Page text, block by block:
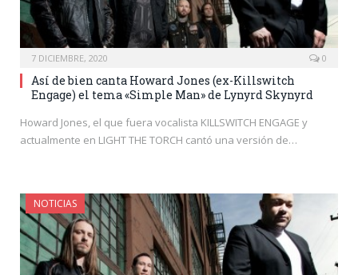
7 DICIEMBRE, 2020 0
Así de bien canta Howard Jones (ex-Killswitch
Engage) el tema «Simple Man» de Lynyrd Skynyrd
Howard Jones, el que fuera vocalista KILLSWITCH ENGAGE y
actualmente en LIGHT THE TORCH cantó una versión de…
NOTICIAS